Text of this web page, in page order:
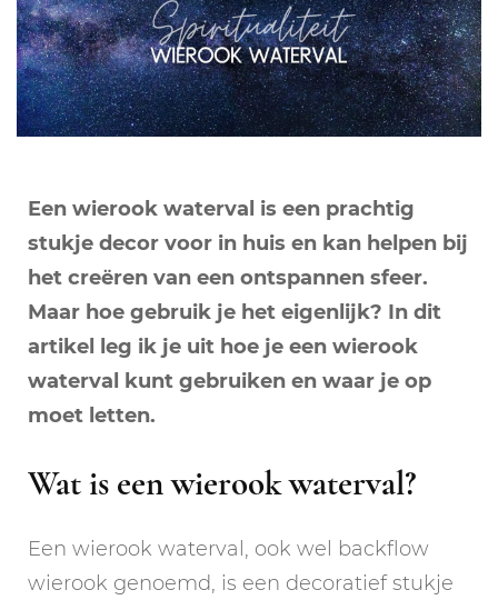
wierook
waterval?
Backflow
wierook
uitleg
Een wierook waterval is een prachtig
stukje decor voor in huis en kan helpen bij
het creëren van een ontspannen sfeer.
Maar hoe gebruik je het eigenlijk? In dit
artikel leg ik je uit hoe je een wierook
waterval kunt gebruiken en waar je op
moet letten.
Wat is een wierook waterval?
Een wierook waterval, ook wel backflow
wierook genoemd, is een decoratief stukje